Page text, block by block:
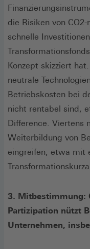
die Risiken von
schnelle
Konzept skizziert
neutrale
Betriebskosten bei
nicht rentabel sind,
Difference. Viertens
Weiterbildung von
eingreifen, etwa mit
3. Mitbestimmung:
Partizipation nützt
Unternehmen,